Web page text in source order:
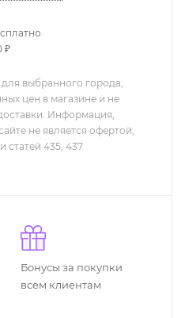
₽
выбранного города,
цен в магазине и не
Информация,
не является офертой,
435, 437
Бонусы за покупки
всем клиентам